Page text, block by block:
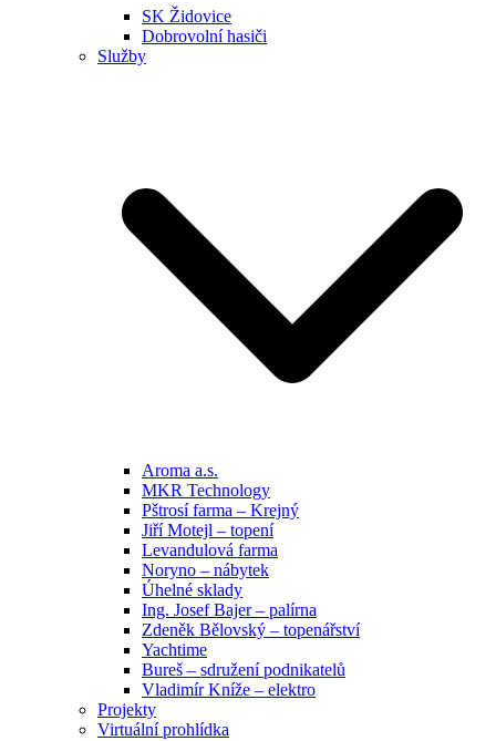
SK Židovice
Dobrovolní hasiči
Služby
Aroma a.s.
MKR Technology
Pštrosí farma – Krejný
Jiří Motejl – topení
Levandulová farma
Noryno – nábytek
Úhelné sklady
Ing. Josef Bajer – palírna
Zdeněk Bělovský – topenářství
Yachtime
Bureš – sdružení podnikatelů
Vladimír Kníže – elektro
Projekty
Virtuální prohlídka